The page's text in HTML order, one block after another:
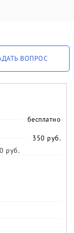
ВОПРОС
бесплатно
350 руб.
руб.